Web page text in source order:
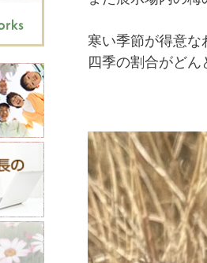
寒い季節が得意な
四季の割合がどん